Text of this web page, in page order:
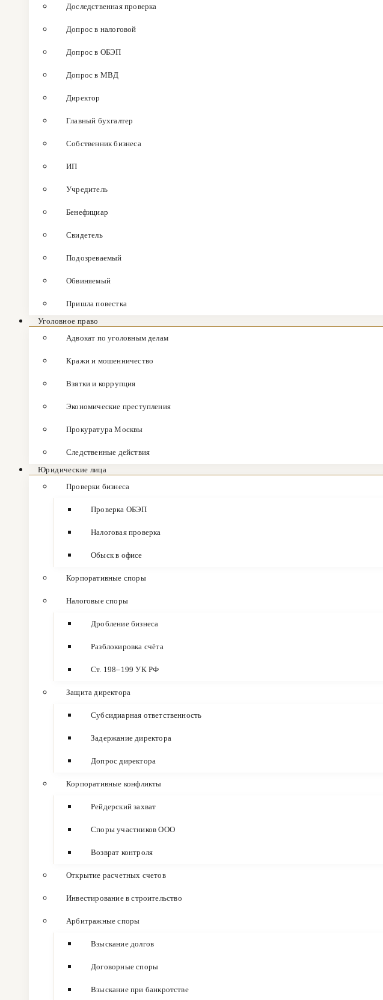
Доследственная проверка
Допрос в налоговой
Допрос в ОБЭП
Допрос в МВД
Директор
Главный бухгалтер
Собственник бизнеса
ИП
Учредитель
Бенефициар
Свидетель
Подозреваемый
Обвиняемый
Пришла повестка
Уголовное право
Адвокат по уголовным делам
Кражи и мошенничество
Взятки и коррупция
Экономические преступления
Прокуратура Москвы
Следственные действия
Юридические лица
Проверки бизнеса
Проверка ОБЭП
Налоговая проверка
Обыск в офисе
Корпоративные споры
Налоговые споры
Дробление бизнеса
Разблокировка счёта
Ст. 198–199 УК РФ
Защита директора
Субсидиарная ответственность
Задержание директора
Допрос директора
Корпоративные конфликты
Рейдерский захват
Споры участников ООО
Возврат контроля
Открытие расчетных счетов
Инвестирование в строительство
Арбитражные споры
Взыскание долгов
Договорные споры
Взыскание при банкротстве